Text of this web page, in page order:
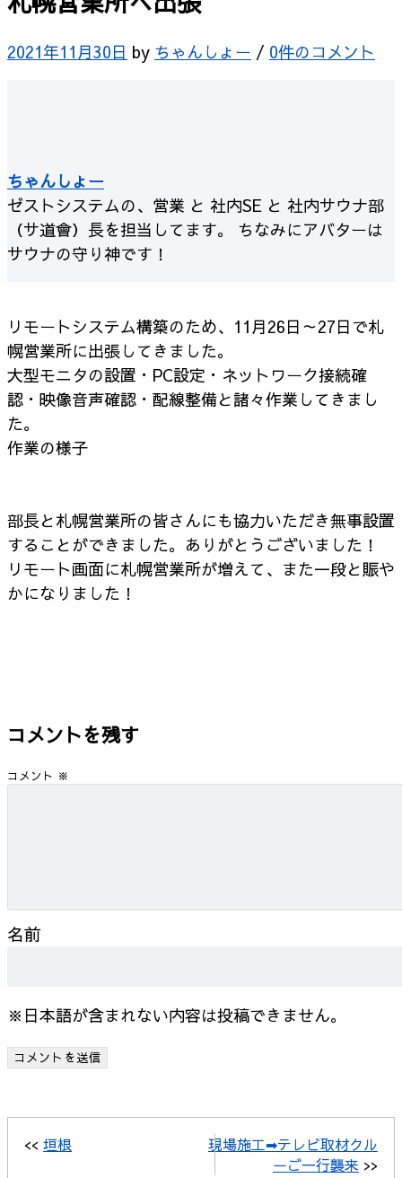
2021年11月30日 by ちゃんしょー / 0件のコメント
ちゃんしょー
ゼストシステムの、営業 と 社内SE と 社内サウナ部
（サ道會）長を担当してます。 ちなみにアバターは
サウナの守り神です！
リモートシステム構築のため、11月26日～27日で札
幌営業所に出張してきました。
大型モニタの設置・PC設定・ネットワーク接続確
認・映像音声確認・配線整備と諸々作業してきまし
た。
作業の様子
部長と札幌営業所の皆さんにも協力いただき無事設置
することができました。ありがとうございました！
リモート画面に札幌営業所が増えて、また一段と賑や
かになりました！
コメントを残す
コメント ※
名前
※日本語が含まれない内容は投稿できません。
<< 垣根
現場施工➡テレビ取材クル
ーご一行襲来 >>